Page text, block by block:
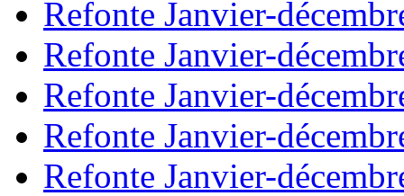
Refonte Janvier-
Refonte Janvier-
Refonte Janvier-
Refonte Janvier-
Refonte Janvier-